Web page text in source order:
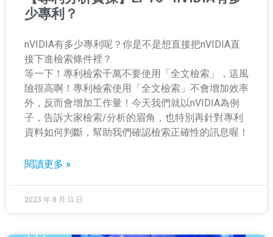
少專利？
nVIDIA有多少專利呢？你是不是想直接把nVIDIA直
接下進檢索條件裡？
等一下！專利檢索千萬不要使用「全文檢索」，這風
險很高啊！專利檢索使用「全文檢索」不會增加效率
外，反而會增加工作量！今天我們就以nVIDIA為例
子，告訴大家檢索/分析的眉角，也特別再針對專利
資料如何判斷，幫助我們確認檢索正確性的訊息喔！
閱讀更多 »
2023 年 8 月 11 日